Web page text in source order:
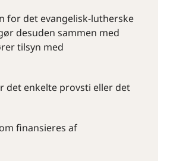
for det evangelisk-lutherske
desuden sammen med
tilsyn med
det enkelte provsti eller det
finansieres af